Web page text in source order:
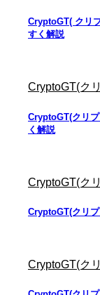
CryptoGT( クリ
すく解説
CryptoGT(ク
CryptoGT(クリ
く解説
CryptoGT(ク
CryptoGT(クリ
CryptoGT(ク